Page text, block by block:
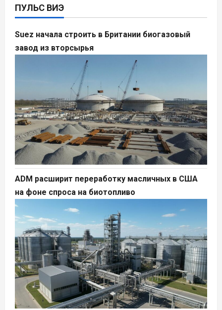
ПУЛЬС ВИЭ
Suez начала строить в Британии биогазовый
завод из вторсырья
ADM расширит переработку масличных в США
на фоне спроса на биотопливо